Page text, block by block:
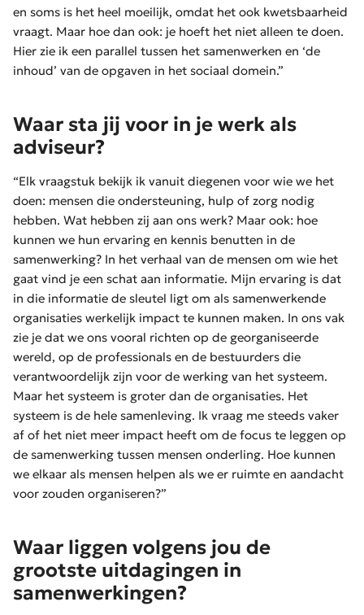
en soms is het heel moeilijk, omdat het ook kwetsbaarheid
vraagt. Maar hoe dan ook: je hoeft het niet alleen te doen.
Hier zie ik een parallel tussen het samenwerken en ‘de
inhoud’ van de opgaven in het sociaal domein.”
Waar sta jij voor in je werk als
adviseur?
“Elk vraagstuk bekijk ik vanuit diegenen voor wie we het
doen: mensen die ondersteuning, hulp of zorg nodig
hebben. Wat hebben zij aan ons werk? Maar ook: hoe
kunnen we hun ervaring en kennis benutten in de
samenwerking? In het verhaal van de mensen om wie het
gaat vind je een schat aan informatie. Mijn ervaring is dat
in die informatie de sleutel ligt om als samenwerkende
organisaties werkelijk impact te kunnen maken. In ons vak
zie je dat we ons vooral richten op de georganiseerde
wereld, op de professionals en de bestuurders die
verantwoordelijk zijn voor de werking van het systeem.
Maar het systeem is groter dan de organisaties. Het
systeem is de hele samenleving. Ik vraag me steeds vaker
af of het niet meer impact heeft om de focus te leggen op
de samenwerking tussen mensen onderling. Hoe kunnen
we elkaar als mensen helpen als we er ruimte en aandacht
voor zouden organiseren?”
Waar liggen volgens jou de
grootste uitdagingen in
samenwerkingen?